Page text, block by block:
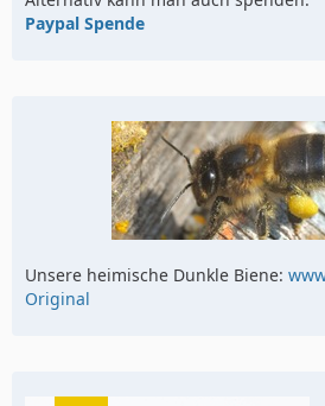
Paypal Spende
Unsere heimische Dunkle Biene:
Original